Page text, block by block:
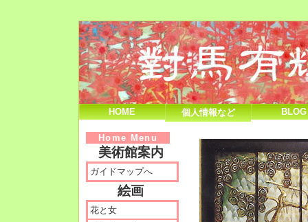
HOME 個人情報など BLOG
Home Menu
美術館案内
ガイドマップへ
絵画
花と女